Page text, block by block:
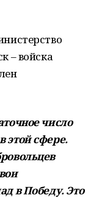
– войска
число
этой сфере.
в Победу. Это